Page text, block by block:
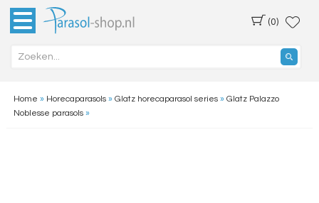
(0)
Home » Horecaparasols» Glatz horecaparasol series» Glatz Palazzo
Noblesse parasols»